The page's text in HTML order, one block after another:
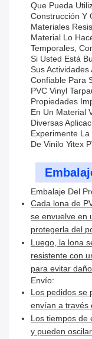
Que Pueda
Construcción Y
Materiales
Material Lo
Temporales,
Si Usted Está
Sus
Confiable Para
PVC Vinyl
Propiedades
En Un Material
Diversas
Experimente
De Vinilo Yitex
Embalaje Del
Cada lona de
se envuelve en
protegerla del
Luego, la lona
resistente con
para evitar
Envío:
Los pedidos se
envían a través
Los tiempos de
y pueden